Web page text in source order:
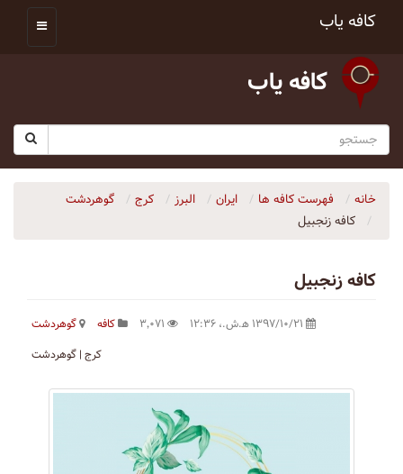
کافه یاب
کافه یاب
خانه فهرست کافه ها ایران البرز کرج
گوهردشت
كافه زنجبيل
كافه زنجبيل
کافه
گوهردشت
کرج | گوهردشت